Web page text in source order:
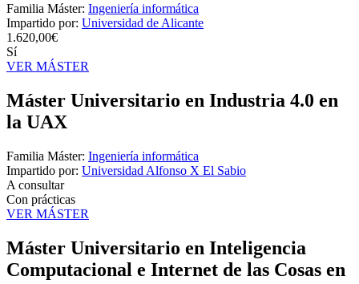
Familia Máster: Ingeniería informática
Impartido por: Universidad de Alicante
1.620,00€
Sí
VER MÁSTER
Máster Universitario en Industria 4.0 en
la UAX
Familia Máster: Ingeniería informática
Impartido por: Universidad Alfonso X El Sabio
A consultar
Con prácticas
VER MÁSTER
Máster Universitario en Inteligencia
Computacional e Internet de las Cosas en